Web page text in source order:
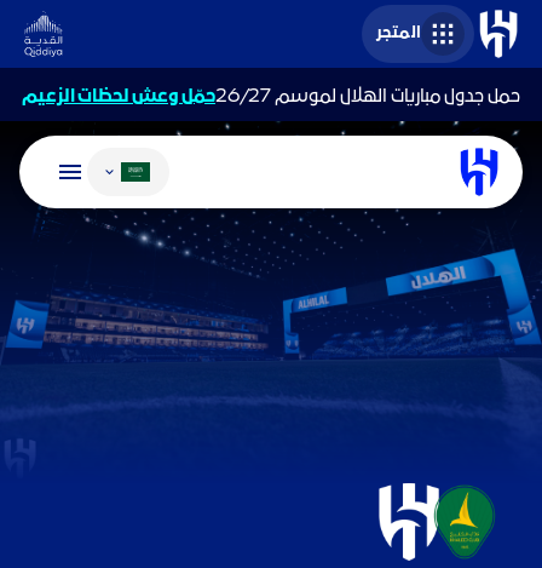
المتجر
حمل جدول مباريات الهلال لموسم 26/27 حمّل وعش لحظات الزعيم
تغيير اللغة